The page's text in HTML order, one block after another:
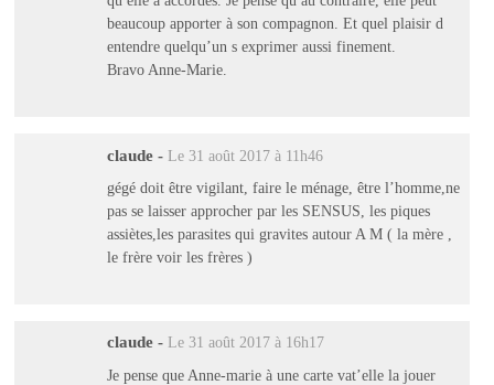
beaucoup apporter à son compagnon. Et quel plaisir d
entendre quelqu’un s exprimer aussi finement.
Bravo Anne-Marie.
claude - Le 31 août 2017 à 11h46
gégé doit être vigilant, faire le ménage, être l’homme,ne
pas se laisser approcher par les SENSUS, les piques
assiètes,les parasites qui gravites autour A M ( la mère ,
le frère voir les frères )
claude - Le 31 août 2017 à 16h17
Je pense que Anne-marie à une carte vat’elle la jouer